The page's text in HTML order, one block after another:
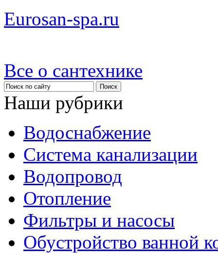
Eurosan-spa.ru
Все о сантехнике
Наши рубрики
Водоснабжение
Система канализации
Водопровод
Отопление
Фильтры и насосы
Обустройство ванной